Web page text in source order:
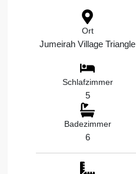
Ort
Jumeirah Village Triangle
Schlafzimmer
5
Badezimmer
6